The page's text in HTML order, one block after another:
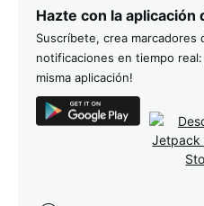
Hazte con la aplicación
Suscríbete, crea marcadores
notificaciones en tiempo
misma aplicación!